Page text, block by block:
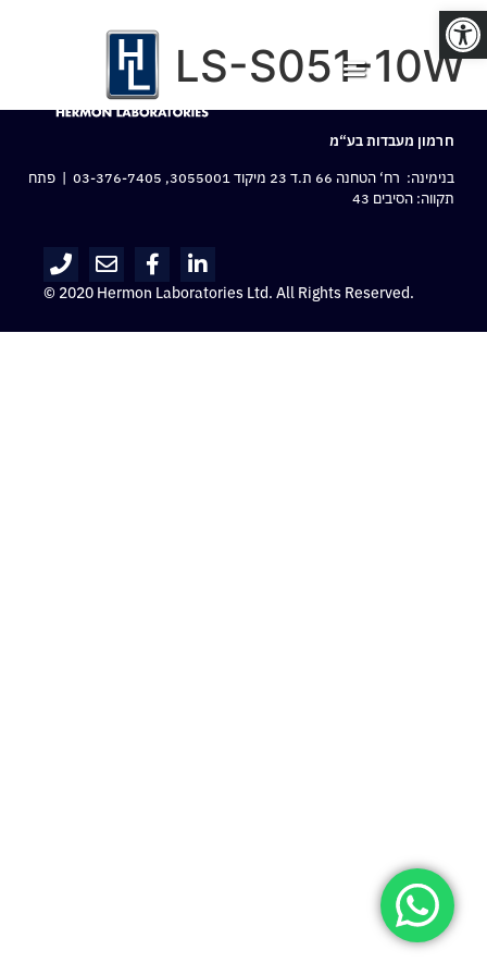
פתח סרגל נגישות
LS-S051-10W
חרמון מעבדות בע“מ
בנימינה: רח‘ הטחנה 66 ת.ד 23 מיקוד 3055001,
03-376-7405 | פתח
תקווה: הסיבים 43
© 2020 Hermon Laboratories Ltd. All Rights Reserved.